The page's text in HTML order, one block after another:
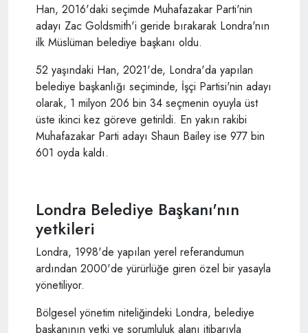
Han, 2016'daki seçimde Muhafazakar Parti'nin
adayı Zac Goldsmith'i geride bırakarak Londra'nın
ilk Müslüman belediye başkanı oldu.
52 yaşındaki Han, 2021'de, Londra'da yapılan
belediye başkanlığı seçiminde, İşçi Partisi'nin adayı
olarak, 1 milyon 206 bin 34 seçmenin oyuyla üst
üste ikinci kez göreve getirildi. En yakın rakibi
Muhafazakar Parti adayı Shaun Bailey ise 977 bin
601 oyda kaldı.
Londra Belediye Başkanı'nın
yetkileri
Londra, 1998'de yapılan yerel referandumun
ardından 2000'de yürürlüğe giren özel bir yasayla
yönetiliyor.
Bölgesel yönetim niteliğindeki Londra, belediye
başkanının yetki ve sorumluluk alanı itibarıyla